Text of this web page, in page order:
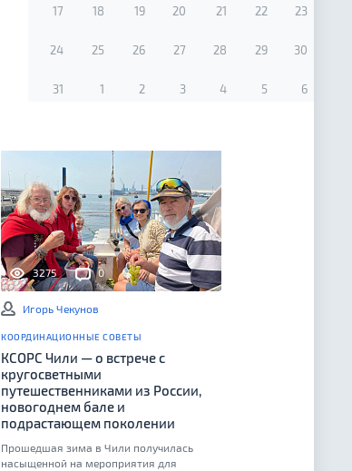
17 18 19 20 21 22 23
24 25 26 27 28 29 30
31 1 2 3 4 5 6
3275 0
Игорь Чекунов
КООРДИНАЦИОННЫЕ СОВЕТЫ
КСОРС Чили — о встрече с
кругосветными
путешественниками из России,
новогоднем бале и
подрастающем поколении
Прошедшая зима в Чили получилась
насыщенной на мероприятия для